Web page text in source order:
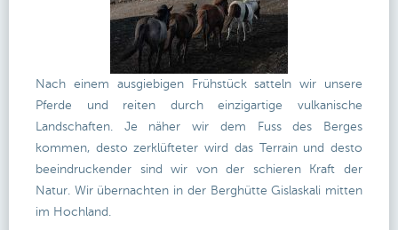
Nach einem ausgiebigen Frühstück satteln wir unsere
Pferde und reiten durch einzigartige vulkanische
Landschaften. Je näher wir dem Fuss des Berges
kommen, desto zerklüfteter wird das Terrain und desto
beeindruckender sind wir von der schieren Kraft der
Natur. Wir übernachten in der Berghütte Gislaskali mitten
im Hochland.